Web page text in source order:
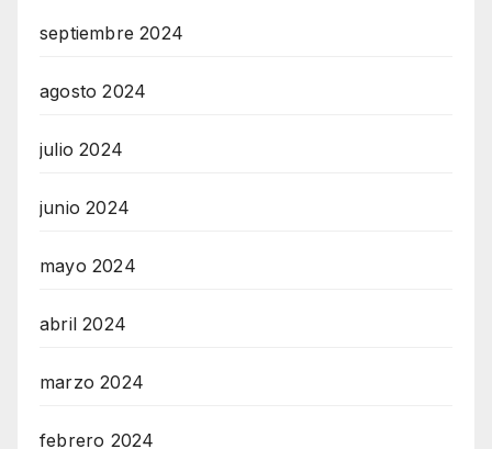
septiembre 2024
agosto 2024
julio 2024
junio 2024
mayo 2024
abril 2024
marzo 2024
febrero 2024